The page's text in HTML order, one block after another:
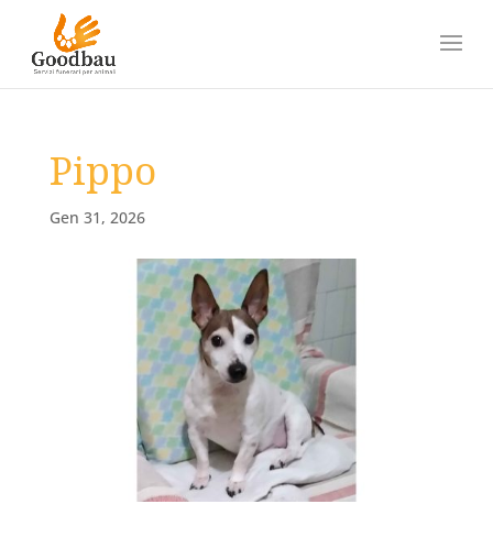
Pippo
Gen 31, 2026